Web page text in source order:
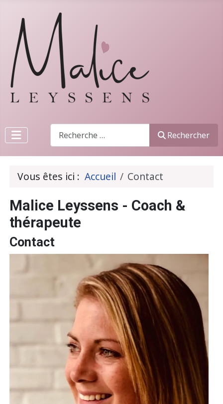
Recherche Rechercher
Vous êtes ici :Accueil Contact
Malice Leyssens - Coach &
thérapeute
Contact